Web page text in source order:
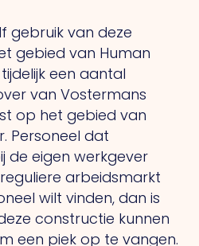
gebruik van deze
gebied van Human
een aantal
van Vostermans
op het gebied van
Personeel dat
de eigen werkgever
arbeidsmarkt
wilt vinden, dan is
constructie kunnen
een piek op te vangen.